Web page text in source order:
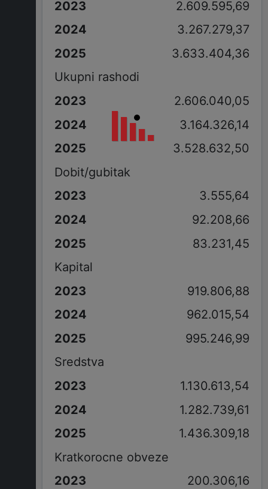
2.609.595,69
3.267.279,37
3.633.404,36
Ukupni rashodi
2.606.040,05
3.164.326,14
3.528.632,50
Dobit/gubitak
3.555,64
92.208,66
83.231,45
Kapital
919.806,88
962.015,54
995.246,99
Sredstva
1.130.613,54
1.282.739,61
1.436.309,18
Kratkorocne obveze
200.306,16